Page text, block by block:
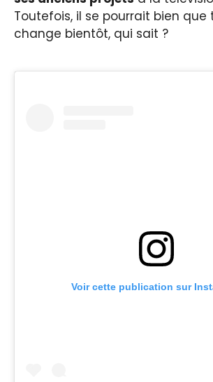
Toutefois, il se pourrait bien
change bientôt, qui sait ?
Voir cette publication sur